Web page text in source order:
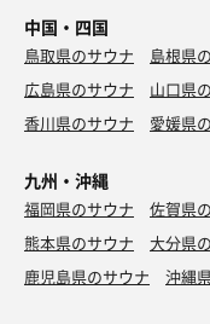
中国・四国
鳥取県のサウナ 島根県
広島県のサウナ
山口県
香川県のサウナ
愛媛県
九州・沖縄
福岡県のサウナ 佐賀県
熊本県のサウナ
大分県
鹿児島県のサウナ
沖縄